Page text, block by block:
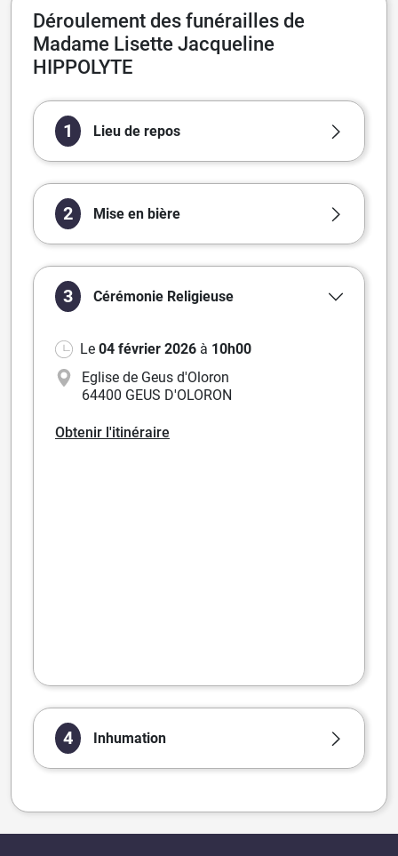
Déroulement des funérailles de
Madame Lisette Jacqueline
HIPPOLYTE
1 Lieu de repos
2 Mise en bière
3 Cérémonie Religieuse
Le 04 février 2026 à 10h00
Eglise de Geus d'Oloron
64400 GEUS D'OLORON
Obtenir l'itinéraire
4 Inhumation